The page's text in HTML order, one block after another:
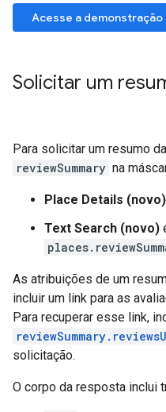
Acesse a
Solicitar um
Para solicitar um resumo
reviewSummary na
Place Details (novo)
Text Search (novo)
As atribuições de um
incluir um link para as
Para recuperar esse link,
solicitação.
O corpo da resposta inclui